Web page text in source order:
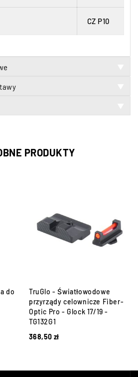
CZ P10
PRODUKTY
do
TruGlo - Światłowodowe
przyrządy celownicze Fiber-
Optic Pro - Glock 17/19 -
TG132G1
368,50 zł